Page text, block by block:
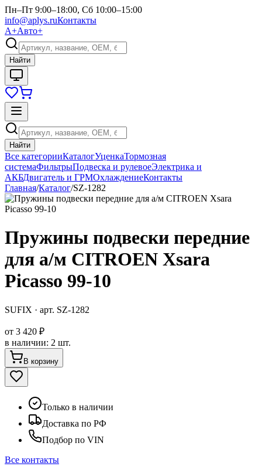
Пн–Пт 9:00–18:00, Сб 10:00–15:00
info@aplys.ruКонтакты
А+Авто+
Найти
Найти
Все категорииКаталогУценкаТормозная
системаФильтрыПодвеска и рулевоеЭлектрика и
АКБДвигатель и ГРМОхлаждениеКонтакты
Главная/Каталог/SZ-1282
Пружины подвески передние
для а/м CITROEN Xsara
Picasso 99-10
SUFIX · арт. SZ-1282
от 3 420 ₽
в наличии: 2 шт.
В корзину
Только в наличии
Доставка по РФ
Подбор по VIN
Все контакты